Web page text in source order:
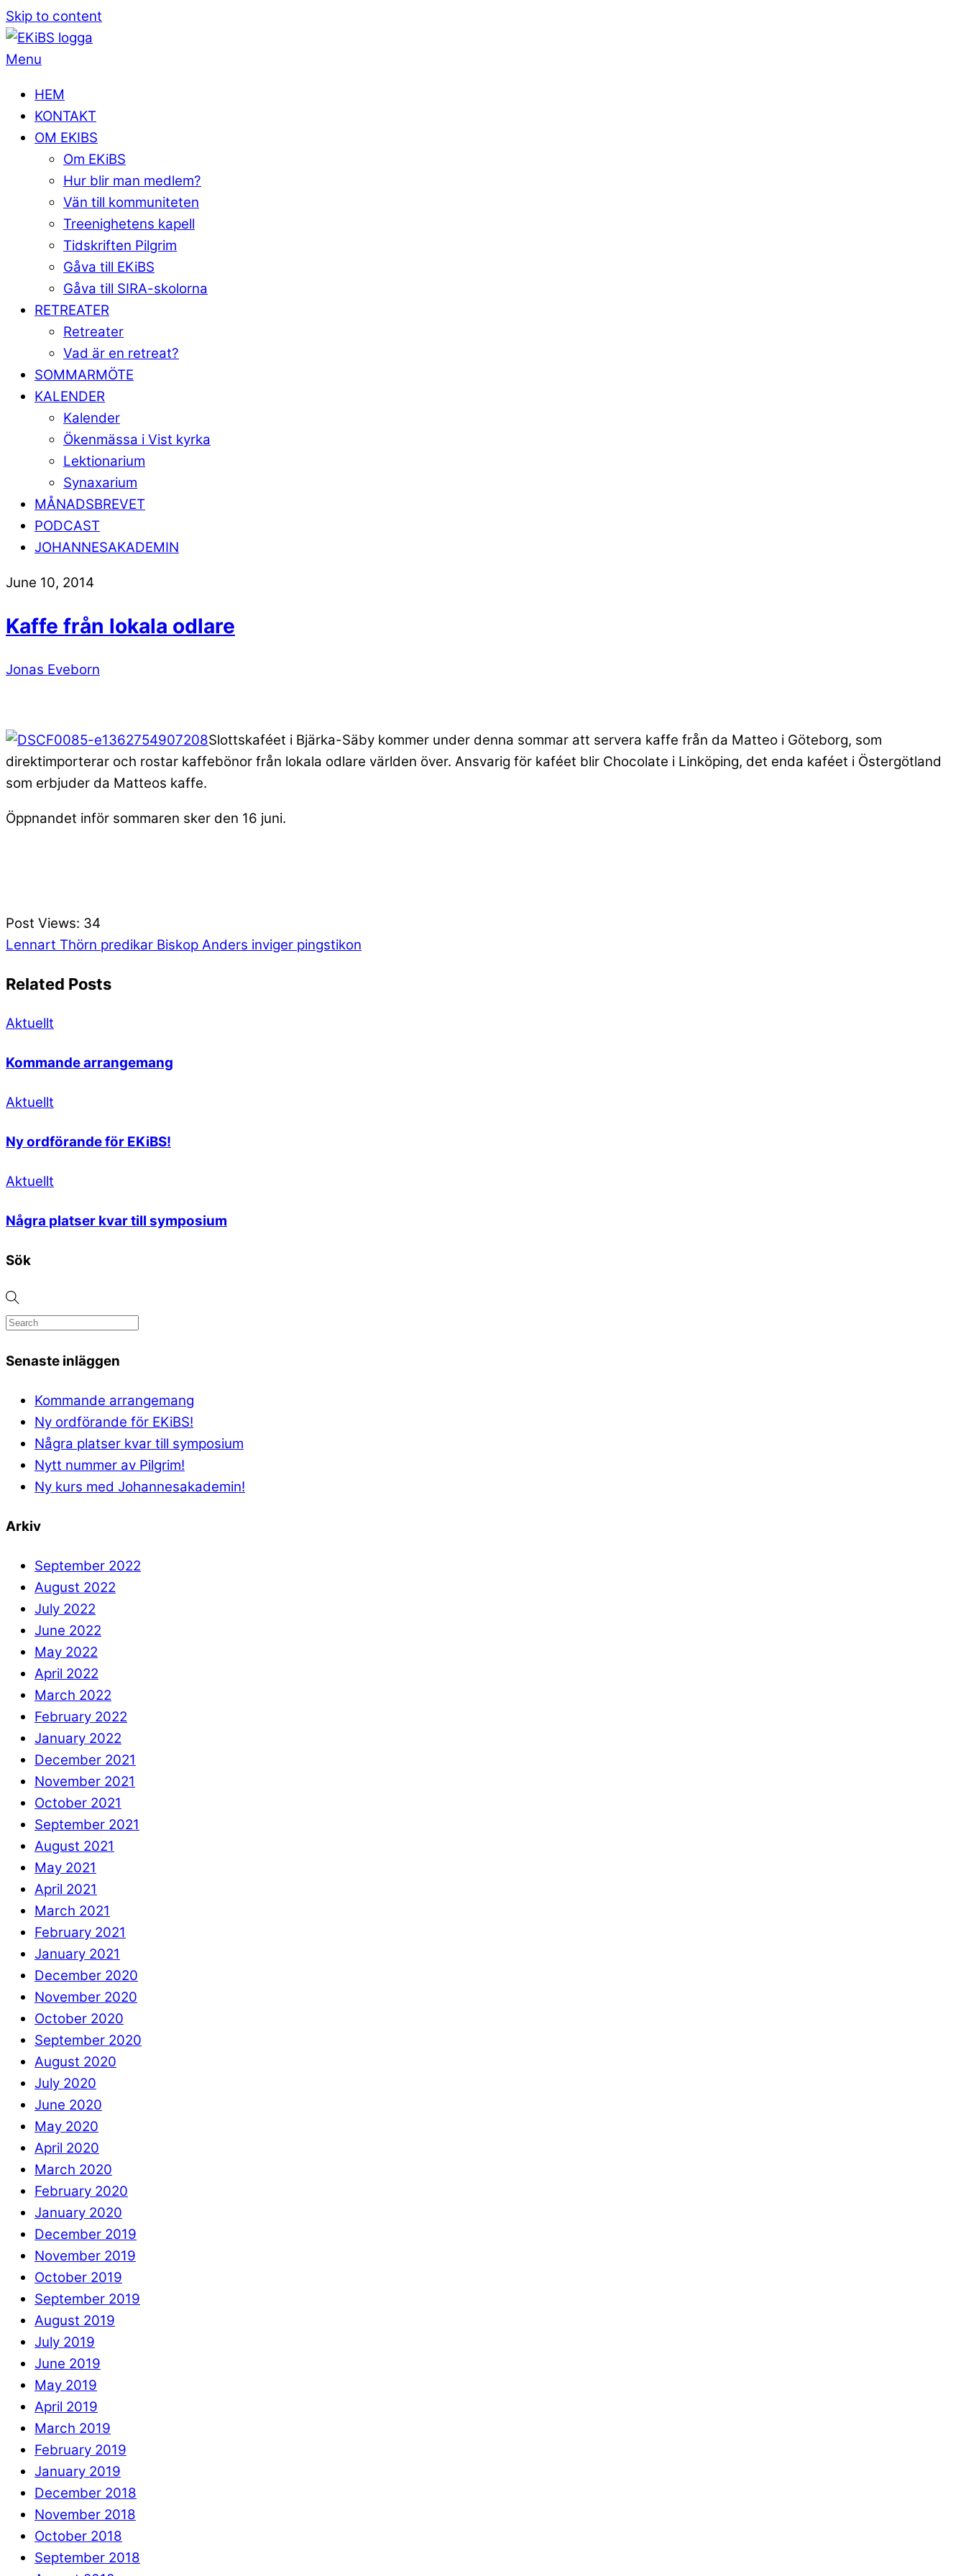
Skip to content
Menu
HEM
KONTAKT
OM EKIBS
Om EKiBS
Hur blir man medlem?
Vän till kommuniteten
Treenighetens kapell
Tidskriften Pilgrim
Gåva till EKiBS
Gåva till SIRA-skolorna
RETREATER
Retreater
Vad är en retreat?
SOMMARMÖTE
KALENDER
Kalender
Ökenmässa i Vist kyrka
Lektionarium
Synaxarium
MÅNADSBREVET
PODCAST
JOHANNESAKADEMIN
June 10, 2014
Kaffe från lokala odlare
Jonas Eveborn
Slottskaféet i Bjärka-Säby kommer under denna sommar att servera kaffe från da Matteo i Göteborg, som
direktimporterar och rostar kaffebönor från lokala odlare världen över. Ansvarig för kaféet blir Chocolate i Linköping, det enda kaféet i Östergötland
som erbjuder da Matteos kaffe.
Öppnandet inför sommaren sker den 16 juni.
Post Views: 34
Lennart Thörn predikar Biskop Anders inviger pingstikon
Related Posts
Aktuellt
Kommande arrangemang
Aktuellt
Ny ordförande för EKiBS!
Aktuellt
Några platser kvar till symposium
Sök
Senaste inläggen
Kommande arrangemang
Ny ordförande för EKiBS!
Några platser kvar till symposium
Nytt nummer av Pilgrim!
Ny kurs med Johannesakademin!
Arkiv
September 2022
August 2022
July 2022
June 2022
May 2022
April 2022
March 2022
February 2022
January 2022
December 2021
November 2021
October 2021
September 2021
August 2021
May 2021
April 2021
March 2021
February 2021
January 2021
December 2020
November 2020
October 2020
September 2020
August 2020
July 2020
June 2020
May 2020
April 2020
March 2020
February 2020
January 2020
December 2019
November 2019
October 2019
September 2019
August 2019
July 2019
June 2019
May 2019
April 2019
March 2019
February 2019
January 2019
December 2018
November 2018
October 2018
September 2018